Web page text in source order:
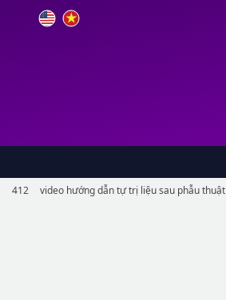
412 video hướng dẫn tự trị liệu sau phẫu thuật